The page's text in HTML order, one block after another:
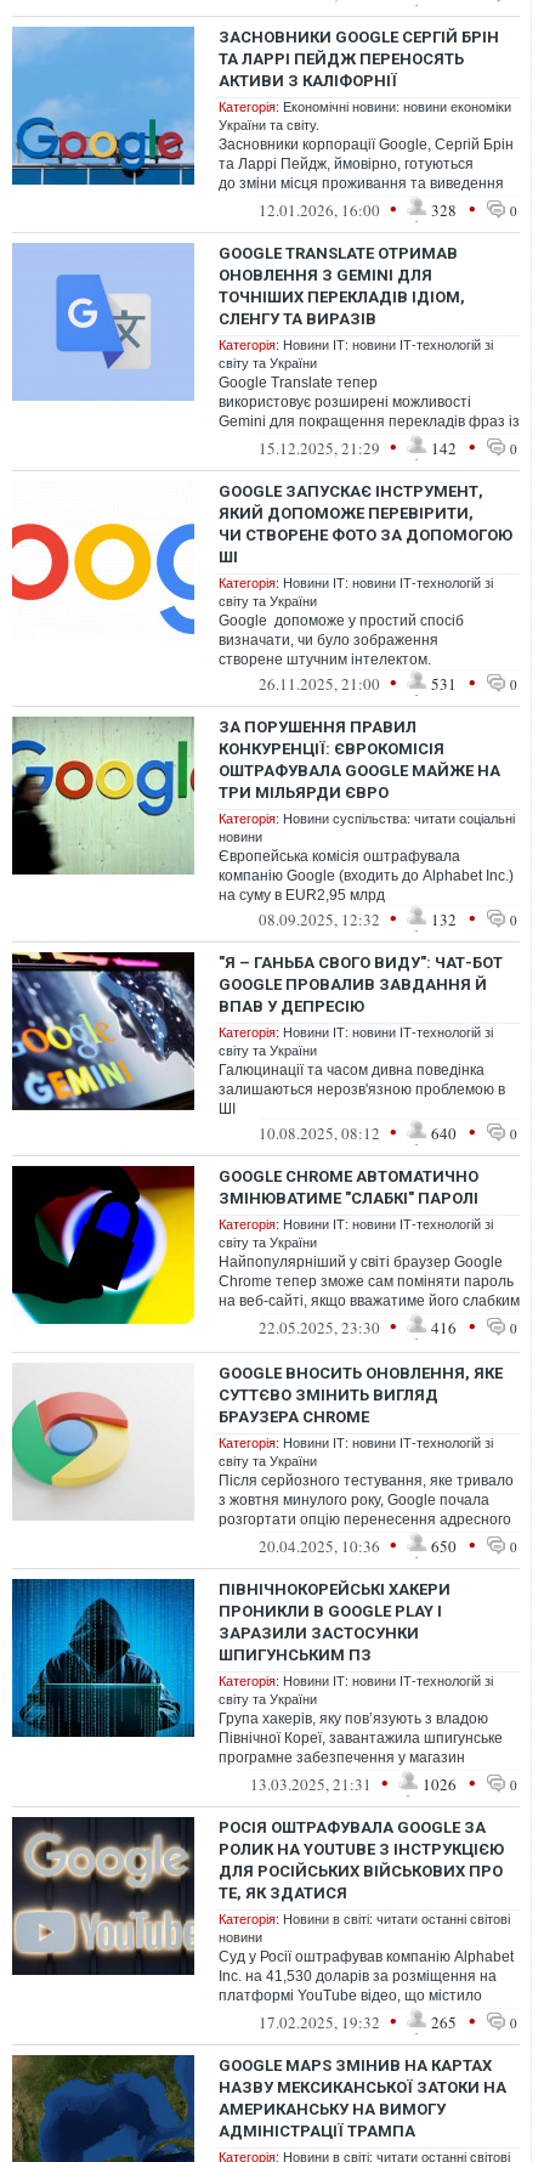
ЗАСНОВНИКИ GOOGLE СЕРГІЙ БРІН
ТА ЛАРРІ ПЕЙДЖ ПЕРЕНОСЯТЬ
АКТИВИ З КАЛІФОРНІЇ
Категорія: Економічні новини: новини економіки
України та світу.
Засновники корпорації Google, Сергій Брін
та Ларрі Пейдж, ймовірно, готуються
до зміни місця проживання та виведення
своїх основних активів із Каліфор...
12.01.2026, 16:00 • 328 • 0
GOOGLE TRANSLATE ОТРИМАВ
ОНОВЛЕННЯ З GEMINI ДЛЯ
ТОЧНІШИХ ПЕРЕКЛАДІВ ІДІОМ,
СЛЕНГУ ТА ВИРАЗІВ
Категорія: Новини ІТ: новини ІТ-технологій зі
світу та України
Google Translate тепер
використовує розширені можливості
Gemini для покращення перекладів фраз із
більш тонкими значеннями, такими як
15.12.2025, 21:29 • 142 • 0
GOOGLE ЗАПУСКАЄ ІНСТРУМЕНТ,
ЯКИЙ ДОПОМОЖЕ ПЕРЕВІРИТИ,
ЧИ СТВОРЕНЕ ФОТО ЗА ДОПОМОГОЮ
ШІ
Категорія: Новини ІТ: новини ІТ-технологій зі
світу та України
Google допоможе у простий спосіб
визначати, чи було зображення
створене штучним інтелектом.
26.11.2025, 21:00 • 531 • 0
ЗА ПОРУШЕННЯ ПРАВИЛ
КОНКУРЕНЦІЇ: ЄВРОКОМІСІЯ
ОШТРАФУВАЛА GOOGLE МАЙЖЕ НА
ТРИ МІЛЬЯРДИ ЄВРО
Категорія: Новини суспільства: читати соціальні
новини
Європейська комісія оштрафувала
компанію Google (входить до Alphabet Inc.)
на суму в EUR2,95 млрд
08.09.2025, 12:32 • 132 • 0
"Я – ГАНЬБА СВОГО ВИДУ": ЧАТ-БОТ
GOOGLE ПРОВАЛИВ ЗАВДАННЯ Й
ВПАВ У ДЕПРЕСІЮ
Категорія: Новини ІТ: новини ІТ-технологій зі
світу та України
Галюцинації та часом дивна поведінка
залишаються нерозв'язною проблемою в
ШІ
10.08.2025, 08:12 • 640 • 0
GOOGLE CHROME АВТОМАТИЧНО
ЗМІНЮВАТИМЕ "СЛАБКІ" ПАРОЛІ
Категорія: Новини ІТ: новини ІТ-технологій зі
світу та України
Найпопулярніший у світі браузер Google
Chrome тепер зможе сам поміняти пароль
на веб-сайті, якщо вважатиме його слабким
або скомпрометованим – в один ...
22.05.2025, 23:30 • 416 • 0
GOOGLE ВНОСИТЬ ОНОВЛЕННЯ, ЯКЕ
СУТТЄВО ЗМІНИТЬ ВИГЛЯД
БРАУЗЕРА CHROME
Категорія: Новини ІТ: новини ІТ-технологій зі
світу та України
Після серйозного тестування, яке тривало
з жовтня минулого року, Google почала
розгортати опцію перенесення адресного
рядка в Chrome на Android у нижн...
20.04.2025, 10:36 • 650 • 0
ПІВНІЧНОКОРЕЙСЬКІ ХАКЕРИ
ПРОНИКЛИ В GOOGLE PLAY І
ЗАРАЗИЛИ ЗАСТОСУНКИ
ШПИГУНСЬКИМ ПЗ
Категорія: Новини ІТ: новини ІТ-технологій зі
світу та України
Група хакерів, яку пов’язують з владою
Північної Кореї, завантажила шпигунське
програмне забезпечення у магазин
застосунків для Android і змогла обман...
13.03.2025, 21:31 • 1026 • 0
РОСІЯ ОШТРАФУВАЛА GOOGLE ЗА
РОЛИК НА YOUTUBE З ІНСТРУКЦІЄЮ
ДЛЯ РОСІЙСЬКИХ ВІЙСЬКОВИХ ПРО
ТЕ, ЯК ЗДАТИСЯ
Категорія: Новини в світі: читати останні світові
новини
Суд у Росії оштрафував компанію Alphabet
Inc. на 41,530 доларів за розміщення на
платформі YouTube відео, що містило
інструкції для російських військо...
17.02.2025, 19:32 • 265 • 0
GOOGLE MAPS ЗМІНИВ НА КАРТАХ
НАЗВУ МЕКСИКАНСЬКОЇ ЗАТОКИ НА
АМЕРИКАНСЬКУ НА ВИМОГУ
АДМІНІСТРАЦІЇ ТРАМПА
Категорія: Новини в світі: читати останні світові